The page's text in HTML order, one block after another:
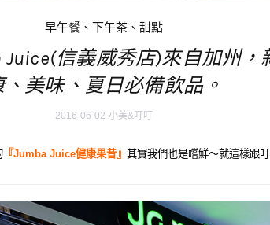
早午餐、下午茶、甜點
Juice(信義威秀店)來自加州
、美味、夏日必備飲品。
2016-06-02 小美&叮叮
『Jumba Juice健康果昔』 其實我們也是嚐鮮～就這樣跟